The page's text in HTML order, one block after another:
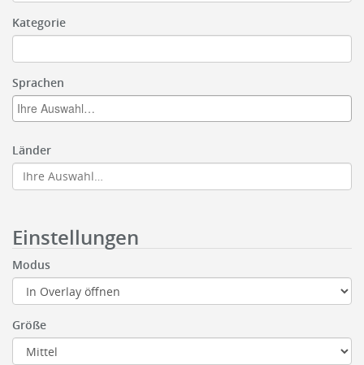
Kategorie
Sprachen
Länder
Einstellungen
Modus
Größe